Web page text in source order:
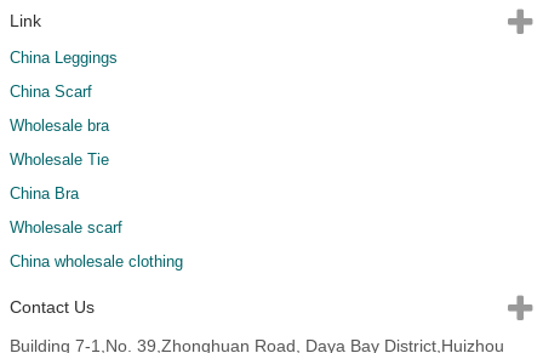
Link
China Leggings
China Scarf
Wholesale bra
Wholesale Tie
China Bra
Wholesale scarf
China wholesale clothing
Contact Us
Building 7-1,No. 39,Zhonghuan Road, Daya Bay District,Huizhou